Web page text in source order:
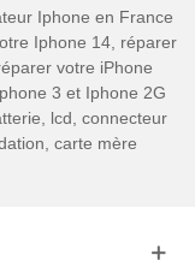
Iphone en France
Iphone 14, réparer
votre iPhone
3 et Iphone 2G
lcd, connecteur
carte mère